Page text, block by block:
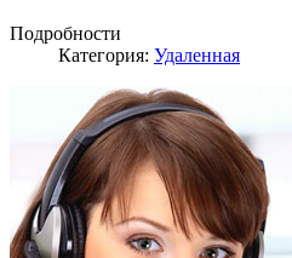
Подробности
Категория: Удаленная